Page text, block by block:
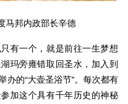
马邦内政部长辛德
一个，就是前往一生梦想
玛旁雍错取回圣水，加入到
办的“大壶圣浴节”。每次都有
加这个具有千年历史的神秘